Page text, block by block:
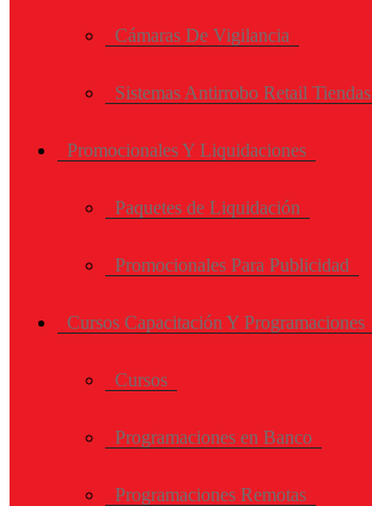
Cámaras De Vigilancia
Sistemas Antirrobo Retail Tiendas
Promocionales Y Liquidaciones
Paquetes de Liquidación
Promocionales Para Publicidad
Cursos Capacitación Y Programaciones
Cursos
Programaciones en Banco
Programaciones Remotas